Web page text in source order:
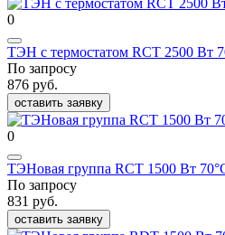
0
ТЭН с термостатом RCT 2500 Вт
По запросу
876 руб.
оставить заявку
0
ТЭНовая группа RCT 1500 Вт
По запросу
831 руб.
оставить заявку